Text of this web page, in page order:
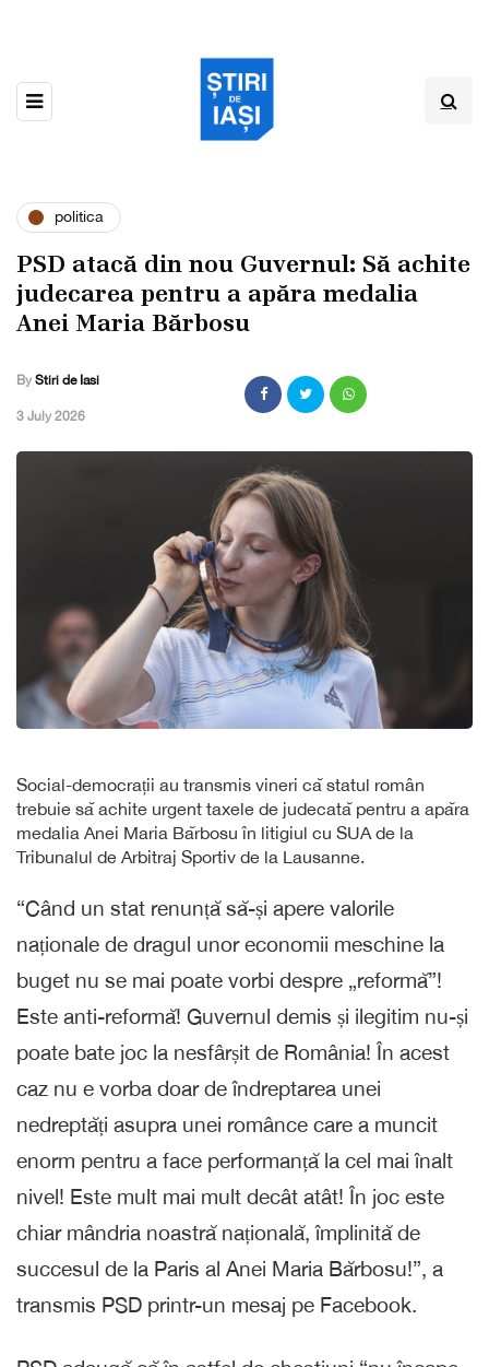
politica
PSD atacă din nou Guvernul: Să achite
judecarea pentru a apăra medalia
Anei Maria Bărbosu
By Stiri de Iasi
,3 July 2026
Social-democrații au transmis vineri că statul român
trebuie să achite urgent taxele de judecată pentru a apăra
medalia Anei Maria Bărbosu în litigiul cu SUA de la
Tribunalul de Arbitraj Sportiv de la Lausanne.
“Când un stat renunță să-și apere valorile
naționale de dragul unor economii meschine la
buget nu se mai poate vorbi despre „reformă”!
Este anti-reformă! Guvernul demis și ilegitim nu-și
poate bate joc la nesfârșit de România! În acest
caz nu e vorba doar de îndreptarea unei
nedreptăți asupra unei românce care a muncit
enorm pentru a face performanță la cel mai înalt
nivel! Este mult mai mult decât atât! În joc este
chiar mândria noastră națională, împlinită de
succesul de la Paris al Anei Maria Bărbosu!”, a
transmis PSD printr-un mesaj pe Facebook.